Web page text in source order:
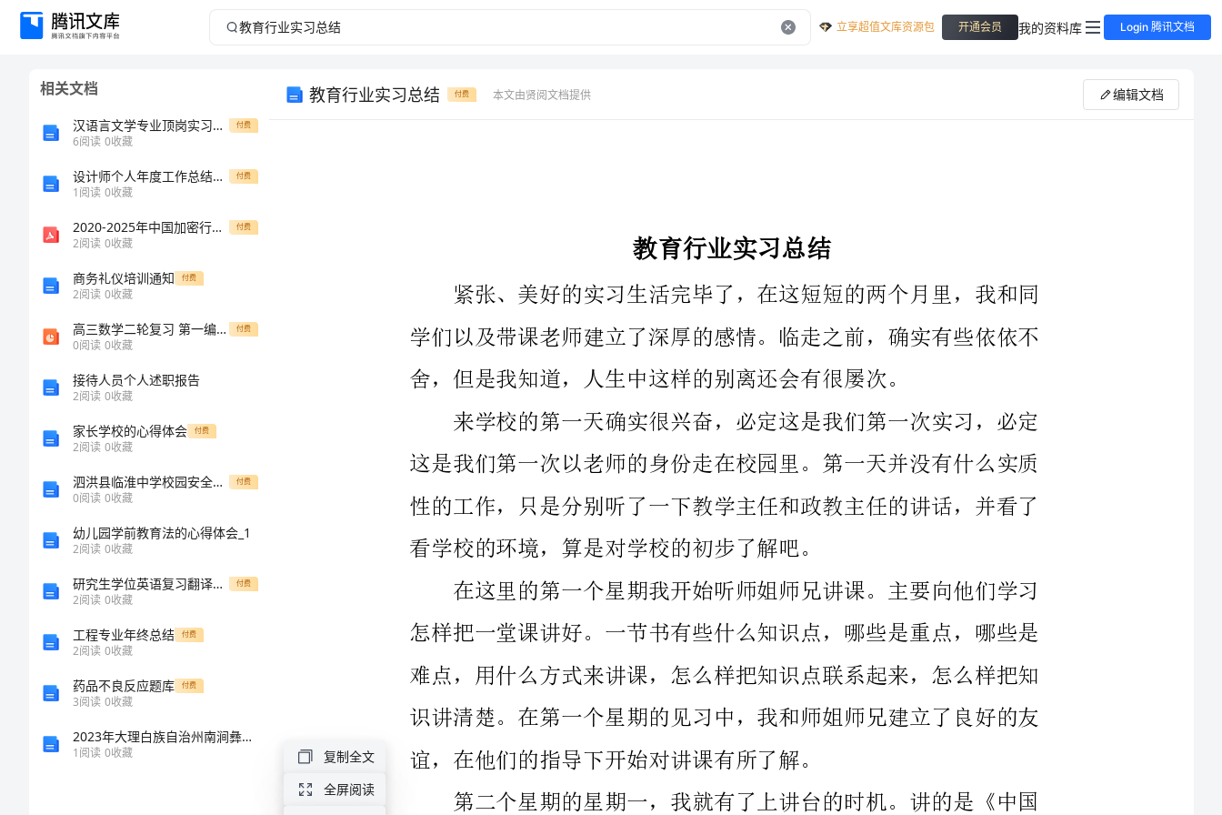
教
立享超值文库资源包 开通会员 我的资料库 Login 腾讯文档
相关文档
汉语言文学专业顶岗实习报告 付费
6阅读 0收藏
设计师个人年度工作总结标准范本（二篇） 付费
1阅读 0收藏
2020-2025年中国加密行业调研及个性化定制战略咨询报告 付费
2阅读 0收藏
商务礼仪培训通知 付费
2阅读 0收藏
高三数学二轮复习 第一编 专题整合突破 3.1等差数列、等比数列（选择、填空题型）课件 理 付费
0阅读 0收藏
接待人员个人述职报告
2阅读 0收藏
家长学校的心得体会 付费
2阅读 0收藏
泗洪县临淮中学校园安全隐患排查责任状 付费
0阅读 0收藏
幼儿园学前教育法的心得体会_1
2阅读 0收藏
研究生学位英语复习翻译学位真题 付费
2阅读 0收藏
工程专业年终总结 付费
2阅读 0收藏
药品不良反应题库 付费
3阅读 0收藏
2023年大理白族自治州南涧彝族自治县材料员基础知识考试题库【夺冠】
1阅读 0收藏
教育行业实习总结 付费 本文由贤阅文档提供 编辑文档
的重复课，越讲越熟练，越讲越流畅，同学们对我讲授的知识都能
吸收。对于教学工作，我的师兄很实习队的队友来听了一节自己的
公开课。我的公开课，不仅到达了预期的教学目的和要求，而且课
学们以及带课老师建立了深厚的感情。临走之前，确实有些依依不
舍，但是我知道，人生中这样的别离还会有很屡次。
来学校的第一天确实很兴奋，必定这是我们第一次实习，必定
性的工作，只是分别听了一下教学主任和政教主任的讲话，并看了
看学校的环境，算是对学校的初步了解吧。
在这里的第一个星期我开始听师姐师兄讲课。主要向他们学习
怎样把一堂课讲好。一节书有些什么知识点，哪些是重点，哪些是
识讲清楚。在第一个星期的见习中，我和师姐师兄建立了良好的友
谊，在他们的指导下开始对讲课有所了解。
第二个星期的星期一，我就有了上讲台的时机。讲的是《中国
复制全文
全屏阅读